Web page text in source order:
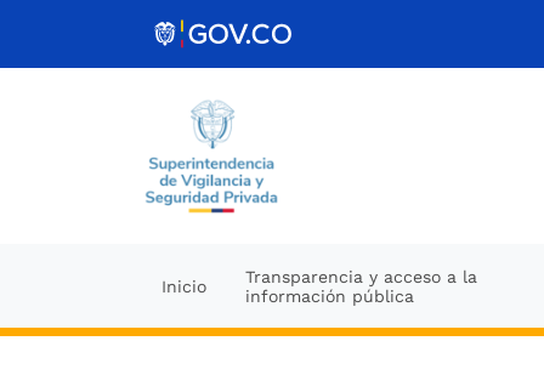
Inicio
Transparencia y acceso a la
información pública